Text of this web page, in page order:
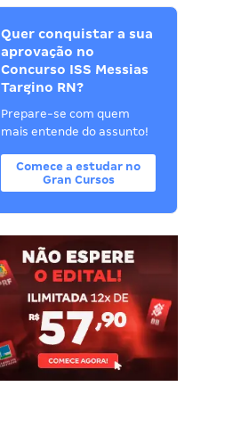
Quer conquistar a sua
aprovação no
Concurso ISS Messias
Targino RN?
Prepare-se com quem
mais entende do assunto!
Comece a estudar no
Gran Cursos